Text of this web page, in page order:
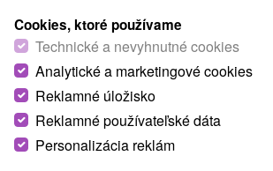
VŠETKY TOP - NAJPREDÁVANEJŠIE
TIP
Cookies, ktoré používame
Technické a nevyhnutné cookies
Analytické a marketingové cookies
Reklamné úložisko
Reklamné používateľské dáta
Personalizácia reklám